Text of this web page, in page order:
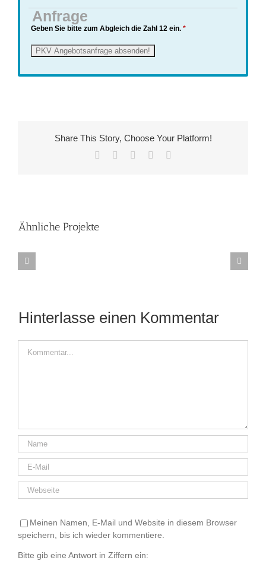
Anfrage
Geben Sie bitte zum Abgleich die Zahl 12 ein. *
Share This Story, Choose Your Platform!
Facebook LinkedInWhatsApp
Ähnliche Projekte
Hinterlasse einen Kommentar
Meinen Namen, E-Mail und Website in diesem Browser
speichern, bis ich wieder kommentiere.
Bitte gib eine Antwort in Ziffern ein: